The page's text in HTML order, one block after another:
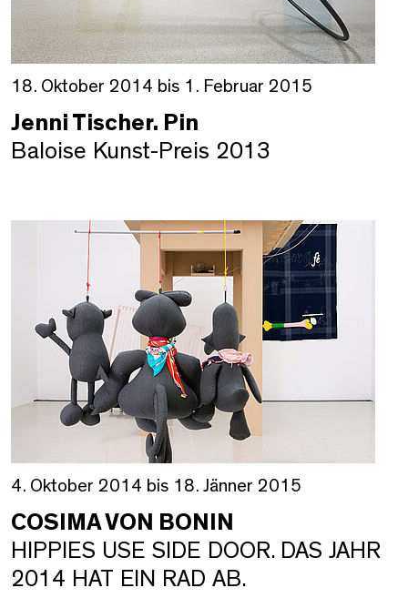
18. Oktober 2014 bis 1. Februar 2015
Jenni Tischer. Pin
Baloise Kunst-Preis 2013
4. Oktober 2014 bis 18. Jänner 2015
COSIMA VON BONIN
HIPPIES USE SIDE DOOR. DAS JAHR
2014 HAT EIN RAD AB.